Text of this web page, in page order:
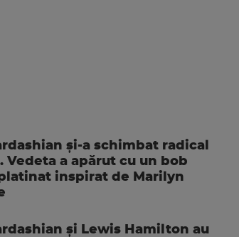
și-a schimbat radical
Vedeta a apărut cu un bob
inspirat de Marilyn
și Lewis Hamilton au